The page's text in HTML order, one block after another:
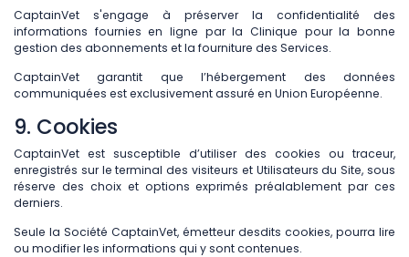
CaptainVet s'engage à préserver la confidentialité des
informations fournies en ligne par la Clinique pour la bonne
gestion des abonnements et la fourniture des Services.
CaptainVet garantit que l’hébergement des données
communiquées est exclusivement assuré en Union Européenne.
9. Cookies
CaptainVet est susceptible d’utiliser des cookies ou traceur,
enregistrés sur le terminal des visiteurs et Utilisateurs du Site, sous
réserve des choix et options exprimés préalablement par ces
derniers.
Seule la Société CaptainVet, émetteur desdits cookies, pourra lire
ou modifier les informations qui y sont contenues.